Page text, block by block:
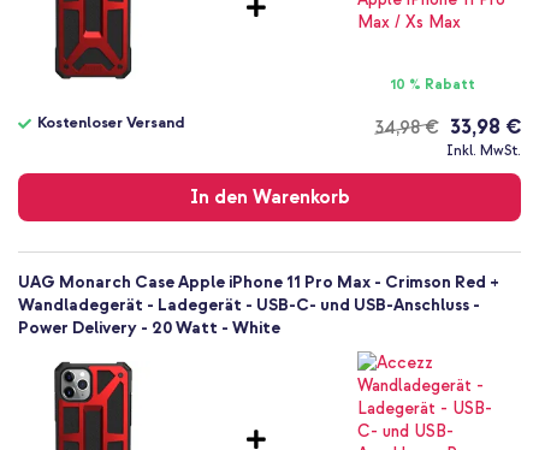
Keine
Backcover, Hard Case
Rückseite & Seite
10 % Rabatt
34,98 €
Kostenloser Versand 33,98 €
Inkl. MwSt.
In den Warenkorb
Versand
UAG Monarch Case Apple iPhone 11 Pro Max - Crimson Red +
Wandladegerät - Ladegerät - USB-C- und USB-Anschluss -
Power Delivery - 20 Watt - White